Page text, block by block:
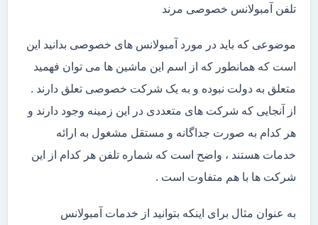
تلفن آمبولانس خصوصی مرند
موضوعی که باید در مورد آمبولانس های خصوصی بدانید این
است که همانطور که از اسم این ماشین ها می توان فهمید
متعلق به دولت نبوده و به یک شرکت خصوصی تعلق دارند .
از آنجایی که شرکت های متعددی در این زمینه وجود دارند و
هر کدام به صورت جداگانه و مستقل مشغول به ارائه
خدمات هستند ، واضح است که شماره تلفن هر کدام از این
شرکت ها با هم متفاوت است .
به عنوان مثال برای اینکه بتوانید از خدمات آمبولانس